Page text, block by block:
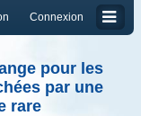
Connexion
pour les
par une
rare